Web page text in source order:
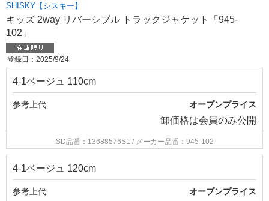
SHISKY【シスキー】
キッズ 2way リバーシブル トラックジャケット「945-
102」
登録日：2025/9/24
4-1ベージュ 110cm
参考上代 オープンプライス
卸価格は会員のみ公開
SD品番：13688576S1 / メーカー品番：945-102
4-1ベージュ 120cm
参考上代 オープンプライス